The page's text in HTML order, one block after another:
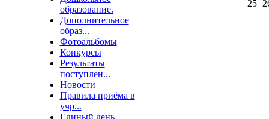
образование.
Дополнительное
образ...
Фотоальбомы
Конкурсы
Результаты
поступлен...
Новости
Правила приёма в
учр...
Единый день
25